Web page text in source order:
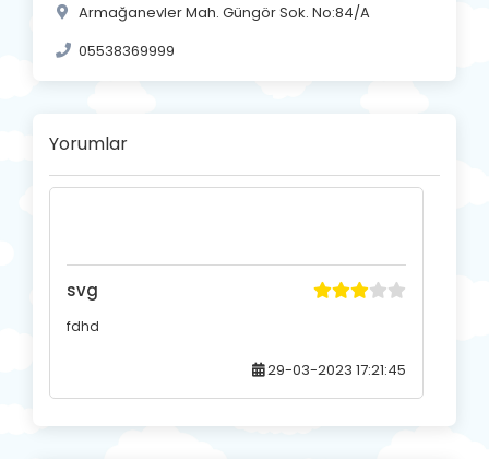
Armağanevler Mah. Güngör Sok. No:84/A
05538369999
Yorumlar
svg
fdhd
29-03-2023 17:21:45